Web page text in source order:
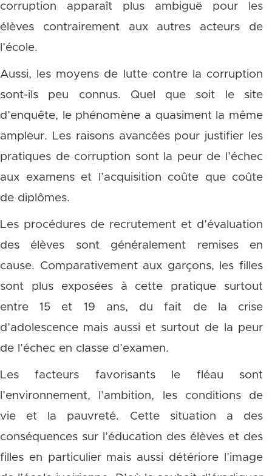
corruption apparaît plus ambiguë pour les
élèves contrairement aux autres acteurs de
l’école.
Aussi, les moyens de lutte contre la corruption
sont-ils peu connus. Quel que soit le site
d’enquête, le phénomène a quasiment la même
ampleur. Les raisons avancées pour justifier les
pratiques de corruption sont la peur de l’échec
aux examens et l’acquisition coûte que coûte
de diplômes.
Les procédures de recrutement et d’évaluation
des élèves sont généralement remises en
cause. Comparativement aux garçons, les filles
sont plus exposées à cette pratique surtout
entre 15 et 19 ans, du fait de la crise
d’adolescence mais aussi et surtout de la peur
de l’échec en classe d’examen.
Les facteurs favorisants le fléau sont
l’environnement, l’ambition, les conditions de
vie et la pauvreté. Cette situation a des
conséquences sur l’éducation des élèves et des
filles en particulier mais aussi détériore l’image